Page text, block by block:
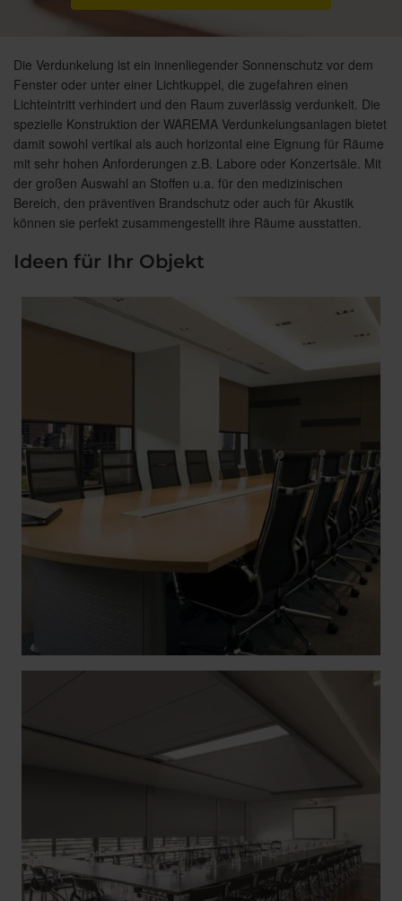
Die Verdunkelung ist ein innenliegender Sonnenschutz vor dem
Fenster oder unter einer Lichtkuppel, die zugefahren einen
Lichteintritt verhindert und den Raum zuverlässig verdunkelt. Die
spezielle Konstruktion der WAREMA Verdunkelungsanlagen bietet
damit sowohl vertikal als auch horizontal eine Eignung für Räume
mit sehr hohen Anforderungen z.B. Labore oder Konzertsäle. Mit
der großen Auswahl an Stoffen u.a. für den medizinischen
Bereich, den präventiven Brandschutz oder auch für Akustik
können sie perfekt zusammengestellt ihre Räume ausstatten.
Ideen für Ihr Objekt